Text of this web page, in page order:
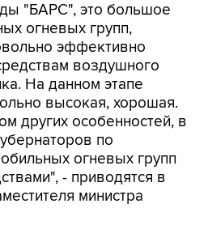
"БАРС", это большое
огневых групп,
эффективно
воздушного
На данном этапе
высокая, хорошая.
других особенностей, в
по
огневых групп
- приводятся в
министра